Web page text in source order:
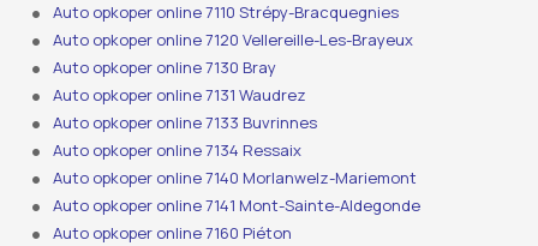
Auto opkoper online 7110 Strépy-Bracquegnies
Auto opkoper online 7120 Vellereille-Les-Brayeux
Auto opkoper online 7130 Bray
Auto opkoper online 7131 Waudrez
Auto opkoper online 7133 Buvrinnes
Auto opkoper online 7134 Ressaix
Auto opkoper online 7140 Morlanwelz-Mariemont
Auto opkoper online 7141 Mont-Sainte-Aldegonde
Auto opkoper online 7160 Piéton